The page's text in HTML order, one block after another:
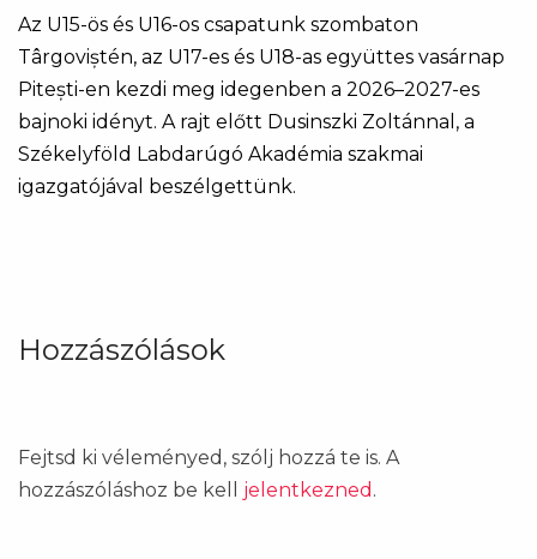
Az U15-ös és U16-os csapatunk szombaton
Târgoviștén, az U17-es és U18-as együttes vasárnap
Pitești-en kezdi meg idegenben a 2026–2027-es
bajnoki idényt. A rajt előtt Dusinszki Zoltánnal, a
Székelyföld Labdarúgó Akadémia szakmai
igazgatójával beszélgettünk.
Hozzászólások
Fejtsd ki véleményed, szólj hozzá te is. A
hozzászóláshoz be kell jelentkezned .